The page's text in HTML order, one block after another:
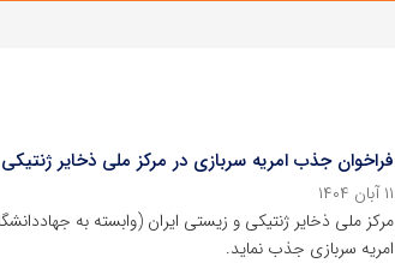
فراخوان جذب امریه سربازی در مرکز ملی ذخایر
۱۱ آبان ۱۴۰۴
مرکز ملی ذخایر ژنتیکی و زیستی ایران (وابسته به
امریه سربازی جذب نماید.